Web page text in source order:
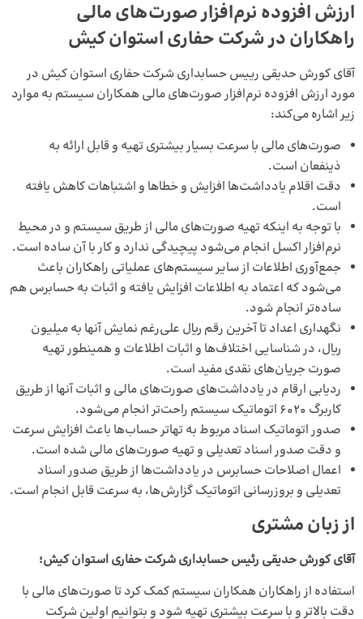
ارزش افزوده نرم‌افزار صورت‌های مالی
راهکاران در شرکت حفاری استوان کیش
آقای کورش حدیقی رییس حسابداری شرکت حفاری استوان کیش در
مورد ارزش افزوده نرم‌افزار صورت‌های مالی همکاران سیستم به موارد
زیر اشاره می‌کند:
صورت‌های مالی با سرعت بسیار بیشتری تهیه و قابل ارائه به
ذینفعان است.
دقت اقلام یادداشت‌ها افزایش و خطاها و اشتباهات کاهش یافته
است.
با توجه به اینکه تهیه صورت‌های مالی از طریق سیستم و در محیط
نرم‌افزار اکسل انجام می‌شود پیچیدگی ندارد و کار با آن ساده است.
جمع‌آوری اطلاعات از سایر سیستم‌های عملیاتی راهکاران باعث
می‌شود که اعتماد به اطلاعات افزایش یافته و اثبات به حسابرس هم
ساده‌تر انجام شود.
نگهداری اعداد تا آخرین رقم ریال علی‌رغم نمایش آنها به میلیون
ریال، در شناسایی اختلاف‌ها و اثبات اطلاعات و همینطور تهیه
صورت جریان‌های نقدی مفید است.
ردیابی ارقام در یادداشت‌های صورت‌های مالی و اثبات آنها از طریق
کاربرگ 6020 اتوماتیک سیستم راحت‌تر انجام می‌شود.
صدور اتوماتیک اسناد مربوط به تهاتر حساب‌ها باعث افزایش سرعت
و دقت صدور اسناد تعدیلی و تهیه صورت‌های مالی شده است.
اعمال اصلاحات حسابرس در یادداشت‌ها از طریق صدور اسناد
تعدیلی و بروزرسانی اتوماتیک گزارش‌ها، به سرعت قابل انجام است.
از زبان مشتری
آقای کورش حدیقی رئیس حسابداری شرکت حفاری استوان کیش؛
استفاده از راهکاران همکاران سیستم کمک کرد تا صورت‌های مالی با
دقت بالاتر و با سرعت بیشتری تهیه شود و بتوانیم اولین شرکت